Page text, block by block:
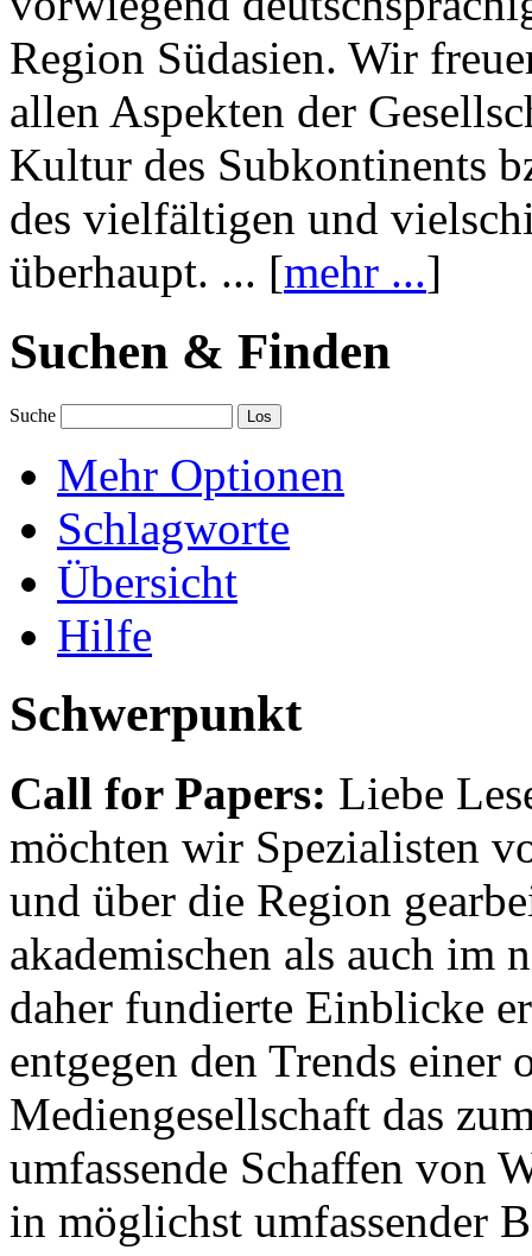
Region Südasien. Wir
allen Aspekten der
Kultur des Subkontinents
des vielfältigen und
überhaupt. ... [mehr ...]
Suchen & Finden
Suche
Mehr Optionen
Schlagworte
Übersicht
Hilfe
Schwerpunkt
Call for Papers: Liebe
möchten wir Spezialisten
und über die Region
akademischen als auch im
daher fundierte Einblicke
entgegen den Trends einer
Mediengesellschaft das
umfassende Schaffen von
in möglichst umfassender